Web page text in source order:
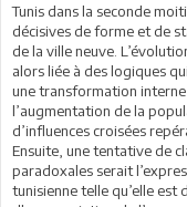
Tunis dans la seconde
décisives de forme et de
de la ville neuve.
alors liée à des logiques
une transformation
l’augmentation de la
d’influences croisées
Ensuite, une tentative de
paradoxales serait
tunisienne telle qu’elle est